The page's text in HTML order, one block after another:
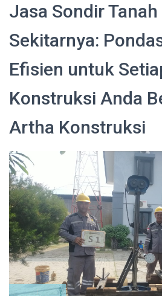
Jasa Sondir
Sekitarnya:
Efisien untuk
Konstruksi Anda
Artha Konstruksi